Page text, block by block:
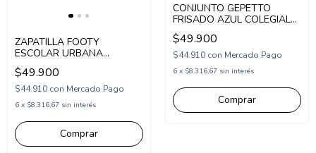
ZAPATILLA FOOTY
ESCOLAR URBANA
ACORDONADA 34-39
NEGRO (SCH67/1N)
$49.900
$44.910 con Mercado Pago
6 x $8.316,67 sin interés
Comprar
CONJUNTO GEPETTO
FRISADO AZUL COLEGIAL
UNISEX (GT258320)
$49.900
$44.910 con Mercado Pago
6 x $8.316,67 sin interés
Comprar